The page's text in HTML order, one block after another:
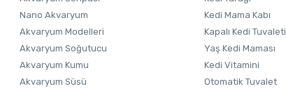
Nano Akvaryum
Akvaryum Modelleri
Akvaryum Soğutucu
Akvaryum Kumu
Akvaryum Süsü
Kedi Mama Kabı
Kapalı Kedi Tuvaleti
Yaş Kedi Maması
Kedi Vitamini
Otomatik Tuvalet